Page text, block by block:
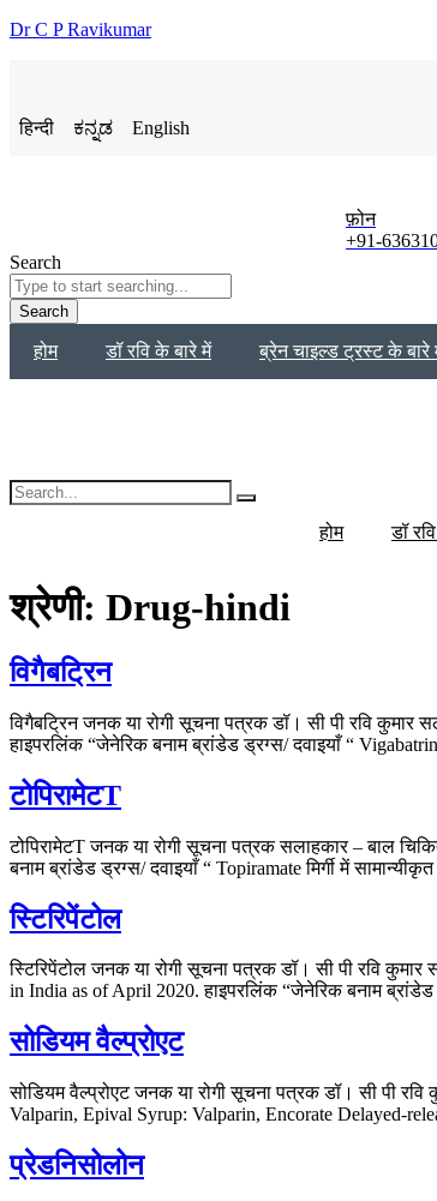
Dr C P Ravikumar
हिन्दी ಕನ್ನಡ English
फ़ोन
+91-
Search
Search
होम डॉ रवि के बारे में ब्रेन चाइल्ड ट्रस्ट के बारे
होम डॉ
श्रेणी: Drug-hindi
विगैबट्रिन
विगैबट्रिन जनक या रोगी सूचना पत्रक डॉ। सी पी रवि
हाइपरलिंक “जेनेरिक बनाम ब्रांडेड ड्रग्स/ दवाइयाँ “
टोपिरामेटT
टोपिरामेटT जनक या रोगी सूचना पत्रक सलाहकार – बाल
बनाम ब्रांडेड ड्रग्स/ दवाइयाँ “ Topiramate मिर्गी में
स्टिरिपेंटोल
स्टिरिपेंटोल जनक या रोगी सूचना पत्रक डॉ। सी पी रवि
in India as of April 2020. हाइपरलिंक “जेनेरिक बनाम
सोडियम वैल्प्रोएट
सोडियम वैल्प्रोएट जनक या रोगी सूचना पत्रक डॉ। सी पी
Valparin, Epival Syrup: Valparin, Encorate Delayed-
प्रेडनिसोलोन